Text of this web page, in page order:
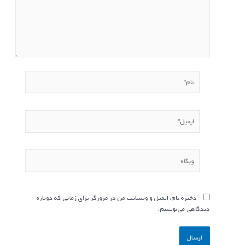
ذخیره نام، ایمیل و وبسایت من در مرورگر برای زمانی که دوباره
دیدگاهی می‌نویسم.